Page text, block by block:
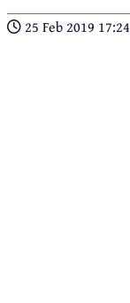
25 Feb 2019 17:24